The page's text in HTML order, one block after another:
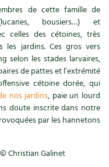
de cette famille de
bousiers…) et
celles des cétoines, très
les jardins. Ces gros vers
selon les stades larvaires,
de pattes et l’extrémité
cétoine dorée, qui
nos jardins, paie un lourd
doute inscrite dans notre
par les hannetons
© Christian Galinet